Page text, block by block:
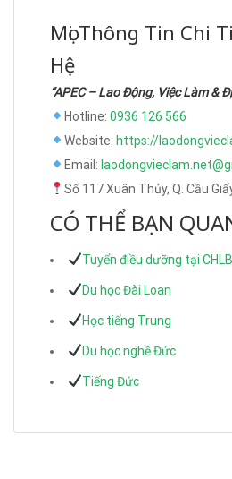
Mọi Thông Tin Chi
Hệ
“APEC – Lao Động, Việc Làm &
Hotline: 0936 126 566
Website: https://
Email:
Số 117 Xuân Thủy, Q. Cầu
CÓ THỂ BẠN
Tuyển điều dưỡng tại
Du học Đài Loan
Học tiếng Trung
Du học nghề Đức
Tiếng Đức